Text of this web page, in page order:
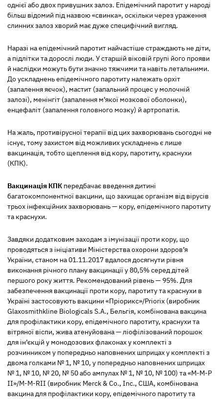
однієї або двох привушних залоз. Епідемічний паротит у народі
більш відомий під назвою «свинка», оскільки через ураження
слинних залоз хворий має дуже специфічний вигляд.
Наразі на епідемічний паротит найчастіше страждають не діти,
а підлітки та дорослі люди. У старшій віковій групі його прояви
й наслідки можуть бути значно тяжчими та навіть летальними.
До ускладнень епідемічного паротиту належать орхіт
(запалення яєчок), мастит (запальний процес у молочній
залозі), менінгіт (запалення м’якої мозкової оболонки),
енцефаліт (запалення головного мозку) й артропатія.
На жаль, противірусної терапії від цих захворювань сьогодні не
існує, тому захистом від можливих ускладнень є лише
вакцинація, тобто щеплення від кору, паротиту, краснухи
(КПК).
Вакцинація КПК передбачає введення дитині
багатокомпонентної вакцини, що захищає організм від вірусів
трьох інфекційних захворювань — кору, епідемічного паротиту
та краснухи.
Завдяки додатковим заходам з імунізації проти кору, що
проводяться з ініціативи Міністерства охорони здоров’я
України, станом на 01.11.2017 вдалося досягнути рівня
виконання річного плану вакцинації у 80,5% серед дітей
першого року життя. Рекомендований рівень — 95%. Для
забезпечення вакцинації проти кору, паротиту та краснухи в
Україні застосовують вакцини «Пріорикс»/Priorix (виробник
Glaxosmithkline Biologicals S.A., Бельгія, комбінована вакцина
для профілактики кору, епідемічного паротиту, краснухи та
вітряної віспи, жива атенуйована — ліофілізований порошок
для ін’єкцій у монодозових флаконах у комплекті з
розчинником у попередньо наповнених шприцах у комплекті з
двома голками № 1, № 10, у попередньо наповнених шприцах
№ 1, № 10, № 20, № 50 або ампулах № 1, № 10, № 100) та «М-М-Р
ІІ»/M-M-RII (виробник Merck & Co., Inc., США, комбінована
вакцина для профілактики кору, епідемічного паротиту та